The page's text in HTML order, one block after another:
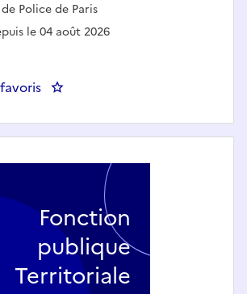
:
Police de Paris
le 04 août 2026
: SDPTS LIVRY-GARGAN -
Fonction
publique
Territoriale